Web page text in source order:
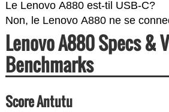
Le Lenovo A880 est-til USB-C?
Non, le Lenovo A880 ne se
Lenovo A880 Specs &
Benchmarks
Score Antutu